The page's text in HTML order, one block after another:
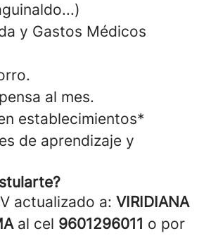
y Gastos Médicos
al mes.
establecimientos*
de aprendizaje y
actualizado a: VIRIDIANA
al cel 9601296011 o por